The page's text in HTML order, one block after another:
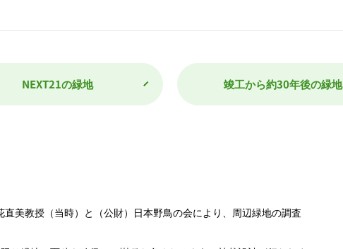
NEXT21の緑地 竣工から約30年後の緑地
美教授（当時）と（公財）日本野鳥の会により、周辺緑地の調査